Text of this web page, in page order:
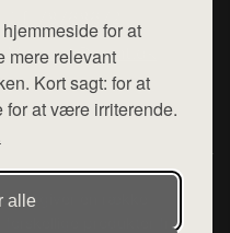
for at
mere relevant
Kort sagt: for at
for at være irriterende.
alle
Mail: hej@want.dk
Cookie- og privatlivspolitik
udgiver en række
forskellige produkter fra